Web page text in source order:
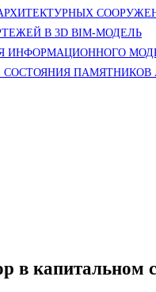
В 3D BIM-МОДЕЛЬ
ИНФОРМАЦИОННОГО
СОСТОЯНИЯ ПАМЯТНИКОВ
в капитальном